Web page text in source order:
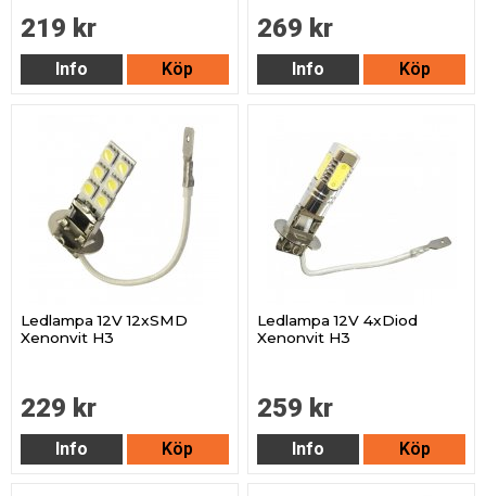
219 kr
Info Köp
269 kr
Info Köp
Ledlampa 12V 12xSMD
Xenonvit H3
229 kr
Info Köp
Ledlampa 12V 4xDiod
Xenonvit H3
259 kr
Info Köp